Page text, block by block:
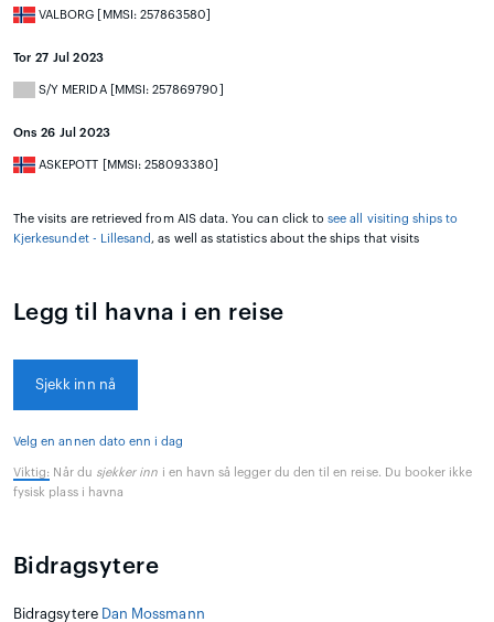
VALBORG [MMSI: 257863580]
Tor 27 Jul 2023
S/Y MERIDA [MMSI: 257869790]
Ons 26 Jul 2023
ASKEPOTT [MMSI: 258093380]
The visits are retrieved from AIS data. You can click tosee all visiting ships to
Kjerkesundet - Lillesand , as well as statistics about the ships that visits
Legg til havna i en reise
Sjekk inn nå
Velg en annen dato enn i dag
Viktig: Når du sjekker inn i en havn så legger du den til en reise. Du booker ikke
fysisk plass i havna
Bidragsytere
Bidragsytere Dan Mossmann